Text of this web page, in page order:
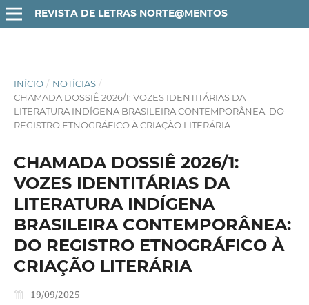
REVISTA DE LETRAS NORTE@MENTOS
INÍCIO / NOTÍCIAS /
CHAMADA DOSSIÊ 2026/1: VOZES IDENTITÁRIAS DA
LITERATURA INDÍGENA BRASILEIRA CONTEMPORÂNEA: DO
REGISTRO ETNOGRÁFICO À CRIAÇÃO LITERÁRIA
CHAMADA DOSSIÊ 2026/1:
VOZES IDENTITÁRIAS DA
LITERATURA INDÍGENA
BRASILEIRA CONTEMPORÂNEA:
DO REGISTRO ETNOGRÁFICO À
CRIAÇÃO LITERÁRIA
19/09/2025